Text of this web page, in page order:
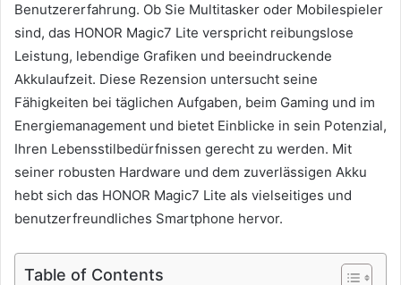
Benutzererfahrung. Ob Sie Multitasker oder Mobilespieler
sind, das HONOR Magic7 Lite verspricht reibungslose
Leistung, lebendige Grafiken und beeindruckende
Akkulaufzeit. Diese Rezension untersucht seine
Fähigkeiten bei täglichen Aufgaben, beim Gaming und im
Energiemanagement und bietet Einblicke in sein Potenzial,
Ihren Lebensstilbedürfnissen gerecht zu werden. Mit
seiner robusten Hardware und dem zuverlässigen Akku
hebt sich das HONOR Magic7 Lite als vielseitiges und
benutzerfreundliches Smartphone hervor.
Table of Contents